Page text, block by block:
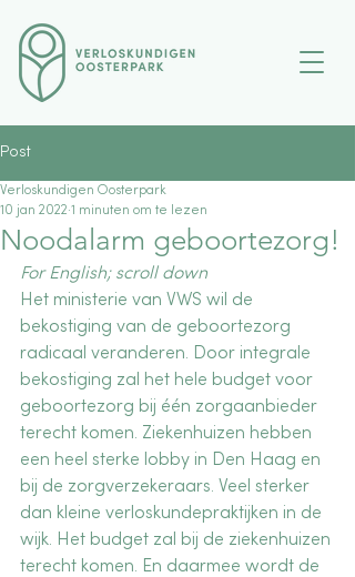
Post
Noodalarm geboortezorg!
Verloskundigen Oosterpark
10 jan 2022 1 minuten om te lezen
For English; scroll down
Het ministerie van VWS wil de
bekostiging van de geboortezorg
radicaal veranderen. Door integrale
bekostiging zal het hele budget voor
geboortezorg bij één zorgaanbieder
terecht komen. Ziekenhuizen hebben
een heel sterke lobby in Den Haag en
bij de zorgverzekeraars. Veel sterker
dan kleine verloskundepraktijken in de
wijk. Het budget zal bij de ziekenhuizen
terecht komen. En daarmee wordt de